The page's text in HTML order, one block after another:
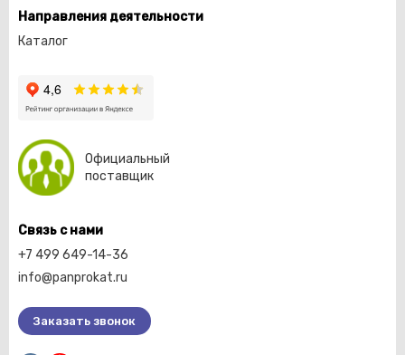
Направления деятельности
Каталог
Официальный
поставщик
Связь с нами
+7 499 649-14-36
info@panprokat.ru
Заказать звонок